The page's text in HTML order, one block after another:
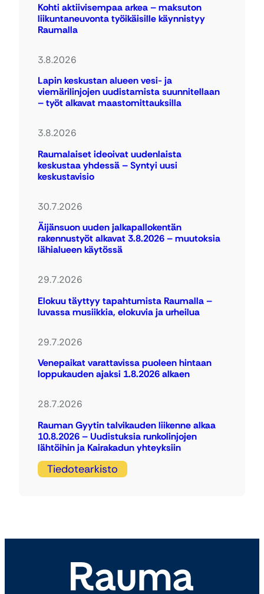
Kohti aktiivisempaa arkea – maksuton
liikuntaneuvonta työikäisille käynnistyy
Raumalla
3.8.2026
Lapin keskustan alueen vesi- ja
viemärilinjojen uudistamista suunnitellaan
– työt alkavat maastomittauksilla
3.8.2026
Raumalaiset ideoivat uudenlaista
keskustaa yhdessä – Syntyi uusi
keskustavisio
30.7.2026
Äijänsuon uuden jalkapallokentän
rakennustyöt alkavat 3.8.2026 – muutoksia
lähialueen käytössä
29.7.2026
Elokuu täyttyy tapahtumista Raumalla –
luvassa musiikkia, elokuvia ja urheilua
29.7.2026
Venepaikat varattavissa puoleen hintaan
loppukauden ajaksi 1.8.2026 alkaen
28.7.2026
Rauman Gyytin talvikauden liikenne alkaa
10.8.2026 – Uudistuksia runkolinjojen
lähtöihin ja Kairakadun yhteyksiin
Tiedotearkisto